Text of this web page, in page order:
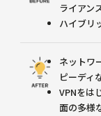
ライアン
ハイブリ
ネットワ
ピーディ
VPNをは
面の多様